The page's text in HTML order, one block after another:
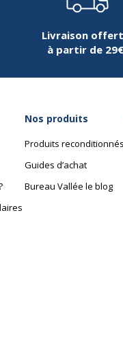
Livraison
à partir de 29€
Nos produits
Produits reconditionnés
Guides d’achat
Bureau Vallée le blog